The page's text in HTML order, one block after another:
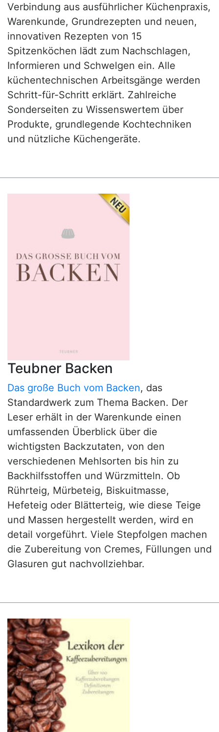
Verbindung aus ausführlicher Küchenpraxis,
Warenkunde, Grundrezepten und neuen,
innovativen Rezepten von 15
Spitzenköchen lädt zum Nachschlagen,
Informieren und Schwelgen ein. Alle
küchentechnischen Arbeitsgänge werden
Schritt-für-Schritt erklärt. Zahlreiche
Sonderseiten zu Wissenswertem über
Produkte, grundlegende Kochtechniken
und nützliche Küchengeräte.
Teubner Backen
Das große Buch vom Backen, das
Standardwerk zum Thema Backen. Der
Leser erhält in der Warenkunde einen
umfassenden Überblick über die
wichtigsten Backzutaten, von den
verschiedenen Mehlsorten bis hin zu
Backhilfsstoffen und Würzmitteln. Ob
Rührteig, Mürbeteig, Biskuitmasse,
Hefeteig oder Blätterteig, wie diese Teige
und Massen hergestellt werden, wird en
detail vorgeführt. Viele Stepfolgen machen
die Zubereitung von Cremes, Füllungen und
Glasuren gut nachvollziehbar.